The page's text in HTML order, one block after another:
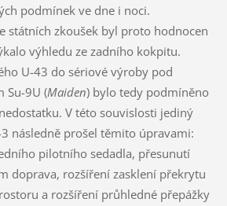
podmínek ve dne i noci.
státních zkoušek byl proto hodnocen
výhledu ze zadního kokpitu.
U-43 do sériové výroby pod
Su-9U (Maiden) bylo tedy podmíněno
V této souvislosti jediný
následně prošel těmito úpravami:
pilotního sedadla, přesunutí
doprava, rozšíření zasklení překrytu
a rozšíření průhledné přepážky